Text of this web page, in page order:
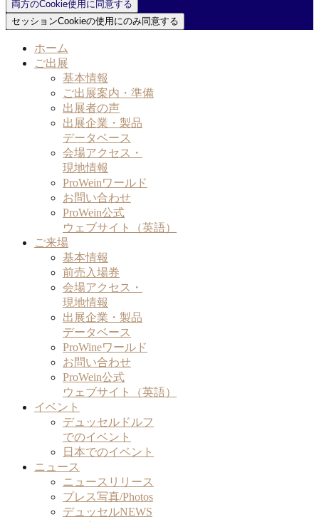
両方のCookie使用に同意する
セッションCookieの使用にのみ同意する
ホーム
ご出展
基本情報
ご出展案内・準備
出展者の声
出展企業・製品
データベース
会場アクセス・
現地情報
ProWeinワールド
お問い合わせ
ProWein公式
ウェブサイト（英語）
ご来場
基本情報
前売入場券
会場アクセス・
現地情報
出展企業・製品
データベース
ProWineワールド
お問い合わせ
ProWein公式
ウェブサイト（英語）
イベント
デュッセルドルフ
でのイベント
日本でのイベント
ニュース
ニュースリリース
プレス写真/Photos
デュッセルNEWS